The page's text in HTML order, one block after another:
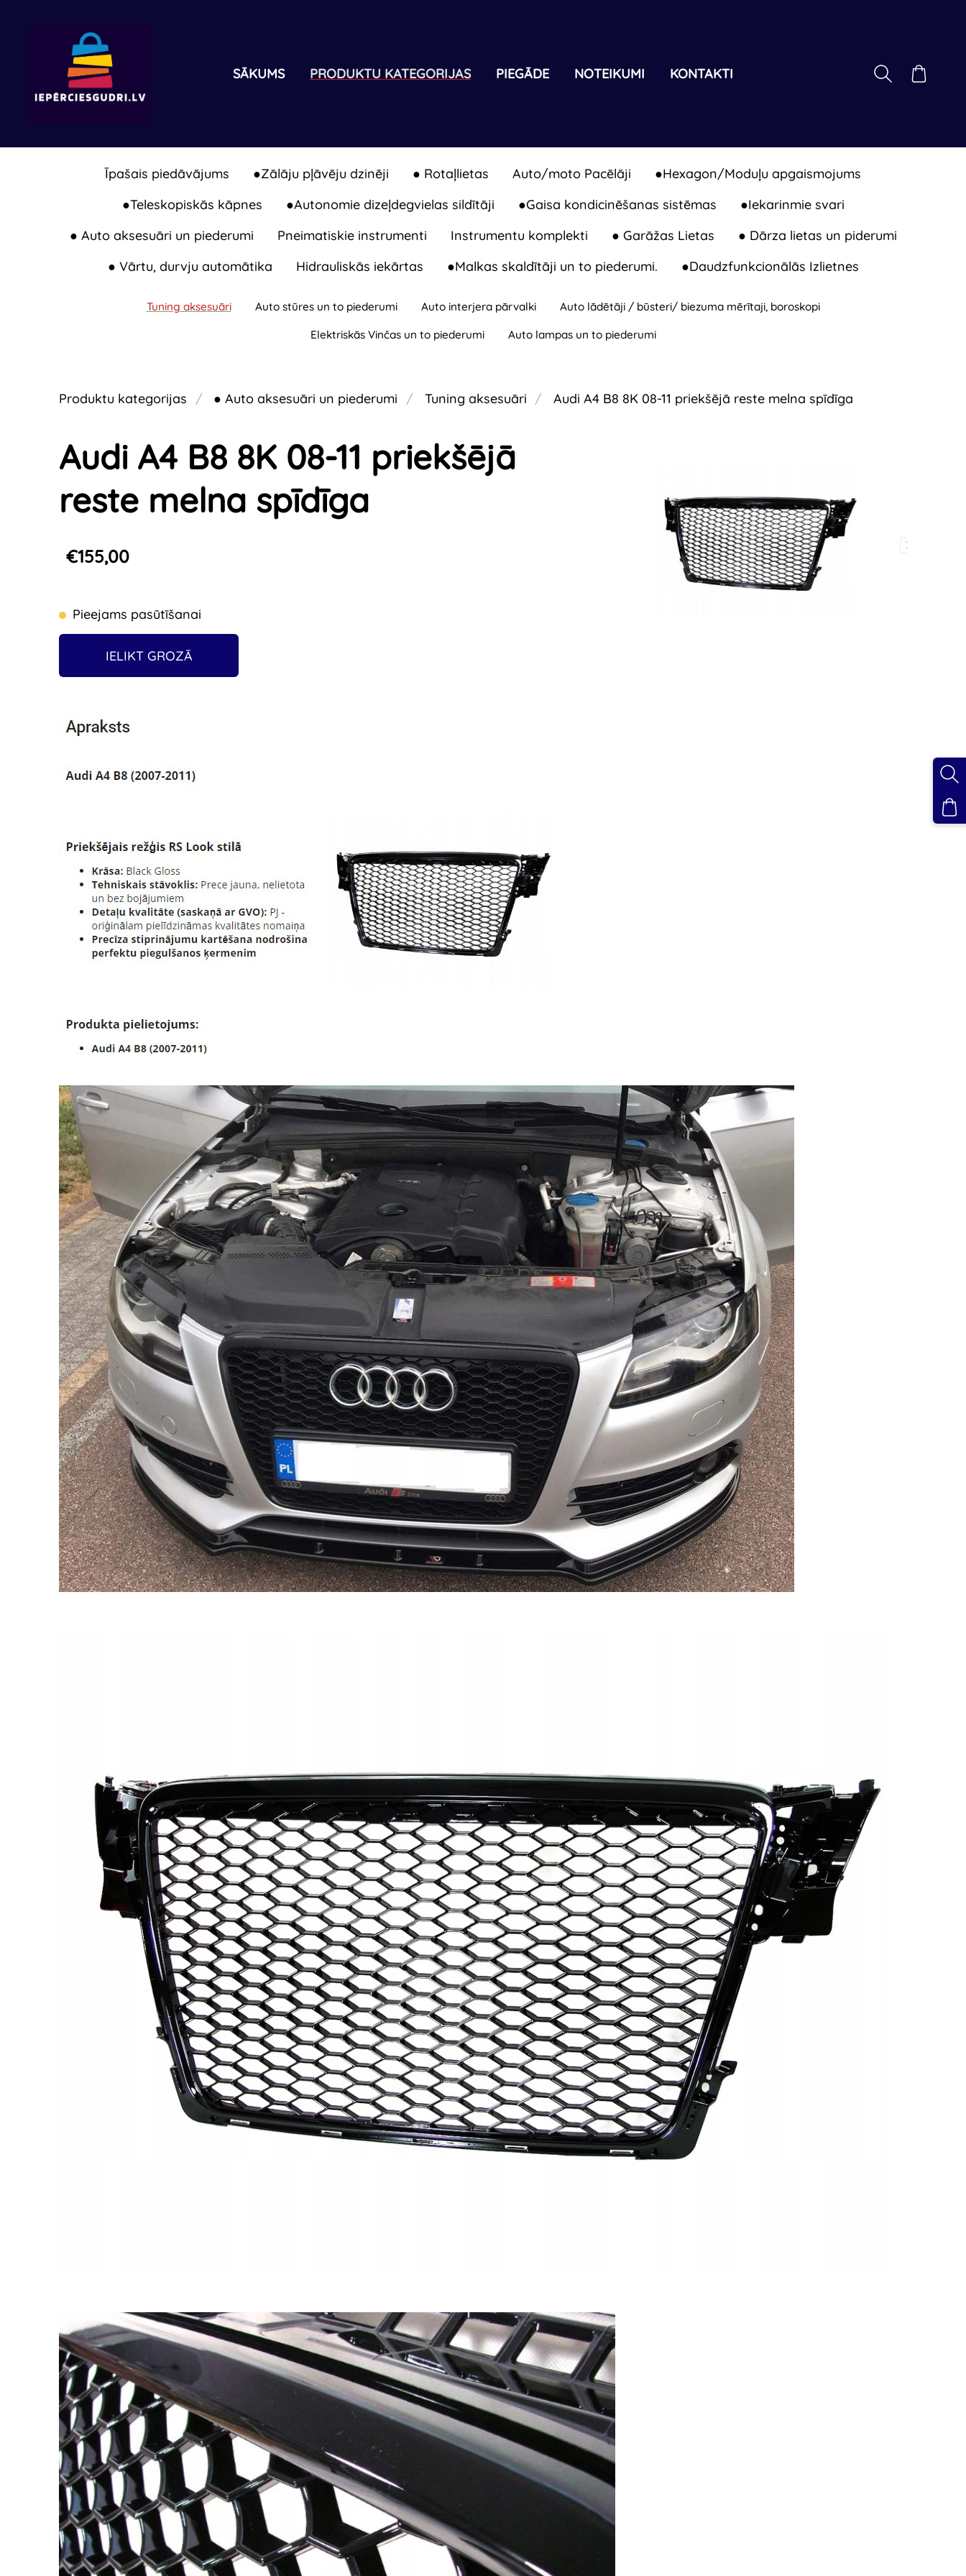
SĀKUMS PRODUKTU KATEGORIJAS PIEGĀDE NOTEIKUMI KONTAKTI
Īpašais piedāvājums ●Zālāju pļāvēju dzinēji ● Rotaļlietas Auto/moto Pacēlāji
●Hexagon/Moduļu apgaismojums
●Teleskopiskās kāpnes
●Autonomie dizeļdegvielas sildītāji ●Gaisa kondicinēšanas sistēmas
●Iekarinmie svari
● Auto aksesuāri un piederumi
Pneimatiskie instrumenti Instrumentu komplekti ● Garāžas Lietas
● Dārza lietas un piderumi
● Vārtu, durvju automātika
Hidrauliskās iekārtas ●Malkas skaldītāji un to piederumi. ●Daudzfunkcionālās Izlietnes
Tuning aksesuāri Auto stūres un to piederumi Auto interjera pārvalki Auto lādētāji / būsteri/ biezuma mērītaji, boroskopi
Elektriskās Vinčas un to piederumi Auto lampas un to piederumi
Produktu kategorijas ● Auto aksesuāri un piederumi Tuning aksesuāri Audi A4 B8 8K 08-11 priekšējā reste melna spīdīga
Audi A4 B8 8K 08-11 priekšējā
reste melna spīdīga
€155,00
Pieejams pasūtīšanai
IELIKT GROZĀ